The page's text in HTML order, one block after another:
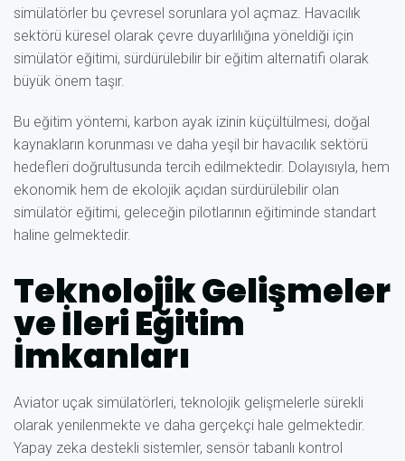
simülatörler bu çevresel sorunlara yol açmaz. Havacılık
sektörü küresel olarak çevre duyarlılığına yöneldiği için
simülatör eğitimi, sürdürülebilir bir eğitim alternatifi olarak
büyük önem taşır.
Bu eğitim yöntemi, karbon ayak izinin küçültülmesi, doğal
kaynakların korunması ve daha yeşil bir havacılık sektörü
hedefleri doğrultusunda tercih edilmektedir. Dolayısıyla, hem
ekonomik hem de ekolojik açıdan sürdürülebilir olan
simülatör eğitimi, geleceğin pilotlarının eğitiminde standart
haline gelmektedir.
Teknolojik Gelişmeler
ve İleri Eğitim
İmkanları
Aviator uçak simülatörleri, teknolojik gelişmelerle sürekli
olarak yenilenmekte ve daha gerçekçi hale gelmektedir.
Yapay zeka destekli sistemler, sensör tabanlı kontrol